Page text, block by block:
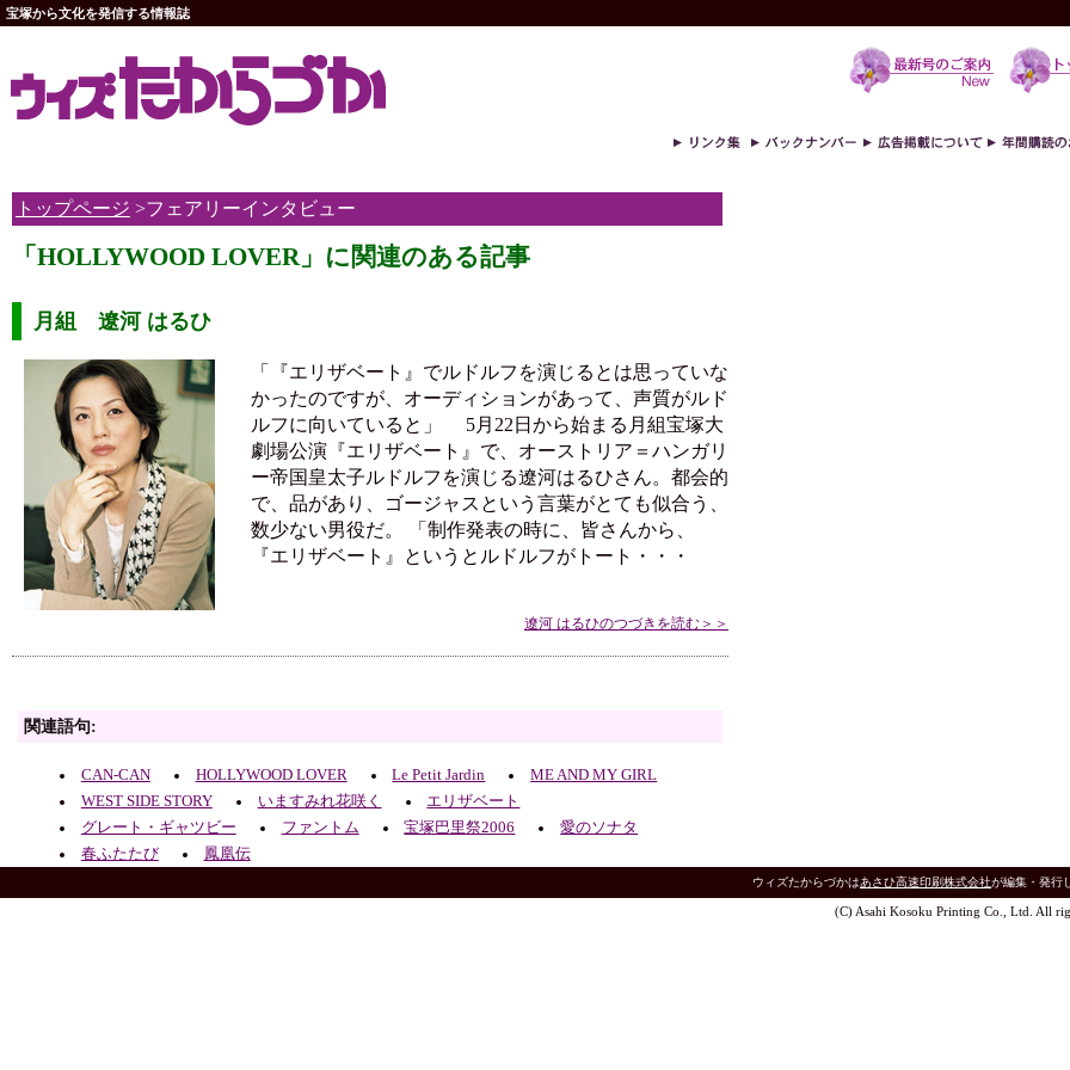
宝塚から文化を発信する情報誌
トップページ >フェアリーインタビュー
「HOLLYWOOD LOVER」に関連のある記事
月組 遼河 はるひ
「『エリザベート』でルドルフを演じるとは思っていな
かったのですが、オーディションがあって、声質がルド
ルフに向いていると」 5月22日から始まる月組宝塚大
劇場公演『エリザベート』で、オーストリア＝ハンガリ
ー帝国皇太子ルドルフを演じる遼河はるひさん。都会的
で、品があり、ゴージャスという言葉がとても似合う、
数少ない男役だ。 「制作発表の時に、皆さんから、
『エリザベート』というとルドルフがトート・・・
遼河 はるひのつづきを読む＞＞
関連語句:
CAN-CAN HOLLYWOOD LOVER Le Petit Jardin
ME AND MY GIRL
WEST SIDE STORY
いますみれ花咲く
エリザベート
グレート・ギャツビー
ファントム 宝塚巴里祭2006
愛のソナタ
春ふたたび
鳳凰伝
ウィズたからづかはあさひ高速印刷株式会社が編集・発行
(C) Asahi Kosoku Printing Co., Ltd. All